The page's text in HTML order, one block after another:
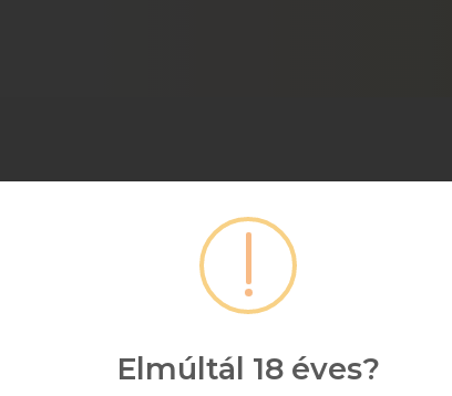
Kapcsolódó termékeink
Válogasson további díszdobozos termékeinkből!
Elmúltál 18 éves?